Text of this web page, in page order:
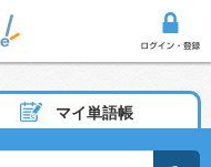
マイ単語帳